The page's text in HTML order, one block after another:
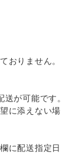
おりません。
が可能です。
に添えない場
に配送指定日